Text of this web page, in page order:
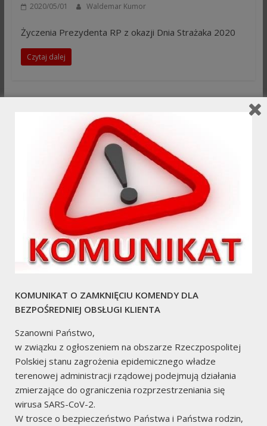
2020/05/01 Waldemar Kumor
Życzenia Prezydenta RP z okazji Dnia Strażaka 2020
Czytaj dalej
Aktualności
Życzenia Ministra Spraw
Wewnętrznych i
Dnia Strażaka 2020
Życzenia Ministra Spraw Wewnętrznych i Administracji
z okazji Dnia Strażaka 2020
Czytaj dalej
KOMUNIKAT O ZAMKNIĘCIU KOMENDY DLA
BEZPOŚREDNIEJ OBSŁUGI KLIENTA
Szanowni Państwo,
w związku z ogłoszeniem na obszarze Rzeczpospolitej
Polskiej stanu zagrożenia epidemicznego władze
terenowej administracji rządowej podejmują działania
zmierzające do ograniczenia rozprzestrzeniania się
wirusa SARS-CoV-2.
W trosce o bezpieczeństwo Państwa i Państwa rodzin,